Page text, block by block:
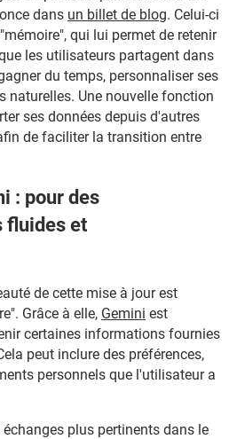
dans un billet de blog. Celui-ci
qui lui permet de retenir
les utilisateurs partagent dans
du temps, personnaliser ses
naturelles. Une nouvelle fonction
ses données depuis d'autres
de faciliter la transition entre
: pour des
fluides et
de cette mise à jour est
Grâce à elle, Gemini est
certaines informations fournies
peut inclure des préférences,
personnels que l'utilisateur a
plus pertinents dans le